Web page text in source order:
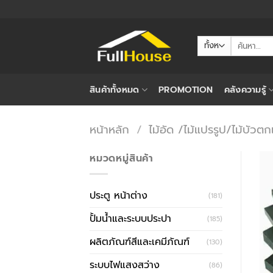
ค้นหา:
สินค้าทั้งหมด PROMOTION คลังความรู้
หน้าหลัก / ไม้อัด /ไม้แปรรูป/ไม้บัวต
หมวดหมู่สินค้า
ประตู หน้าต่าง (181)
ปั้มน้ำและระบบประปา (185)
ผลิตภัณฑ์สีและเคมีภัณฑ์ (130)
ระบบไฟแสงสว่าง (86)